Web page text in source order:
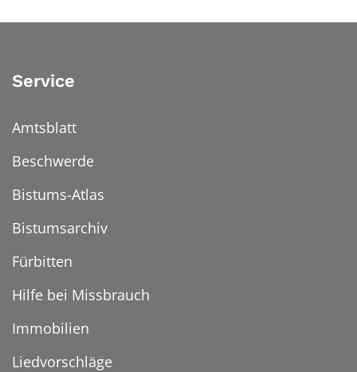
Service
Amtsblatt
Beschwerde
Bistums-Atlas
Bistumsarchiv
Fürbitten
Hilfe bei Missbrauch
Immobilien
Liedvorschläge